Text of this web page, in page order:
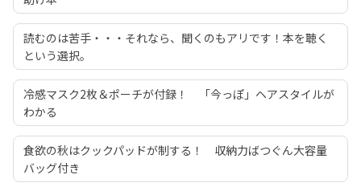
読むのは苦手・・・それなら、聞くのもアリです！本を聴く
という選択。
冷感マスク2枚＆ポーチが付録！ 「今っぽ」ヘアスタイルが
わかる
食欲の秋はクックパッドが制する！ 収納力ばつぐん大容量
バッグ付き